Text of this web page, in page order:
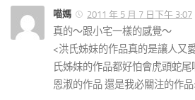
喵媽 2011 年 5 月 7 日下午 3:07
真的～跟小宅一樣的感覺～
<洪氏姊妹的作品真的是讓人又
氏姊妹的作品都好怕會虎頭蛇
恩淑的作品 還是我必關注的作品